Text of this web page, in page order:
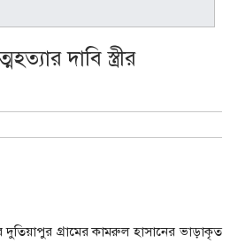
দাবি স্ত্রীর
গ্রামের কামরুল হাসানের ভাড়াকৃত